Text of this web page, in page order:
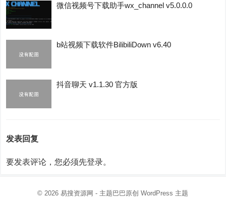
微信视频号下载助手wx_channel v5.0.0.0
b站视频下载软件BilibiliDown v6.40
抖音聊天 v1.1.30 官方版
发表回复
要发表评论，您必须先登录。
© 2026易搜资源网 - 主题巴巴原创WordPress 主题